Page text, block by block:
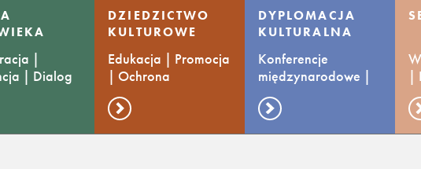
|
| Dialog
DZIEDZICTWO
KULTUROWE
Edukacja | Promocja
| Ochrona
DYPLOMACJA
KULTURALNA
Konferencje
międzynarodowe |
Wymiana praktyk
|